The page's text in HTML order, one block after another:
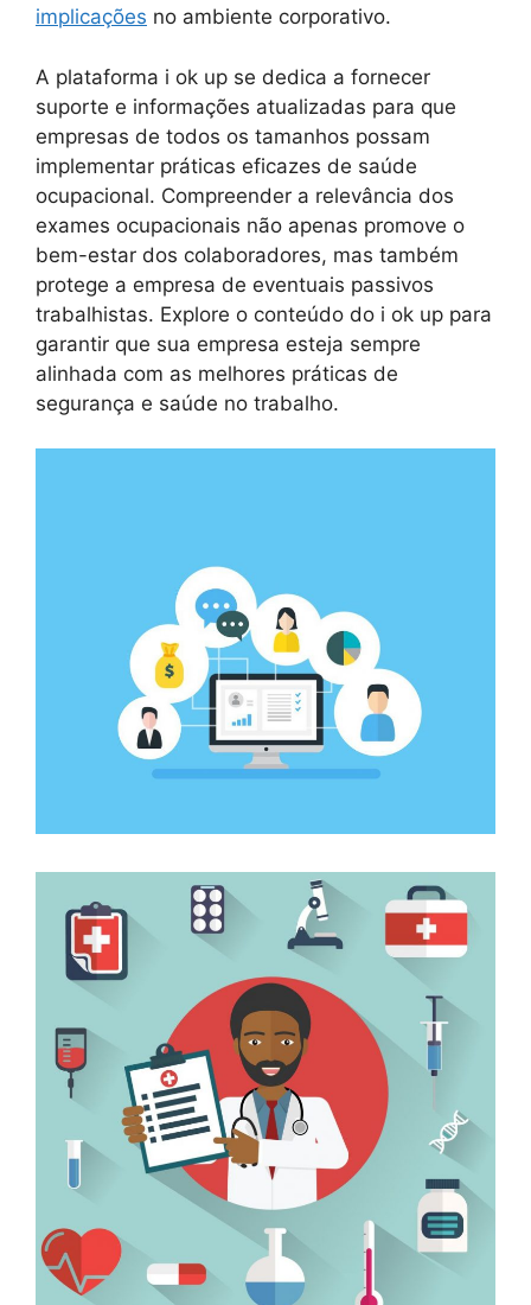
implicações no ambiente corporativo.
A plataforma i ok up se dedica a fornecer
suporte e informações atualizadas para que
empresas de todos os tamanhos possam
implementar práticas eficazes de saúde
ocupacional. Compreender a relevância dos
exames ocupacionais não apenas promove o
bem-estar dos colaboradores, mas também
protege a empresa de eventuais passivos
trabalhistas. Explore o conteúdo do i ok up para
garantir que sua empresa esteja sempre
alinhada com as melhores práticas de
segurança e saúde no trabalho.